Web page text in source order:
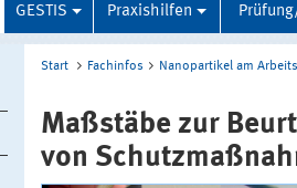
GESTIS Praxishilfen
Start Fachinfos Nanopartikel am
Maßstäbe zur
von